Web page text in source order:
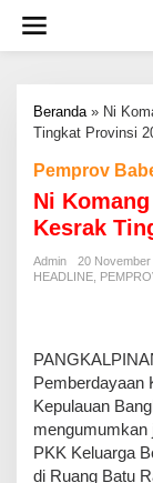
w
Beranda» Ni
Tingkat Provinsi
Pemprov
Ni
Kesrak
Admin
20 November
HEADLINE
Pemberdayaan
Kepulauan
mengumumkan
PKK Keluarga
di Ruang Batu